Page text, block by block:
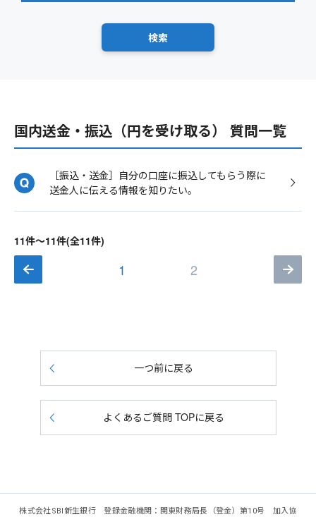
国内送金・振込（円を受け取る） 質問一覧
［振込・送金］自分の口座に振込してもらう際に
送金人に伝える情報を知りたい。
11件～11件(全11件)
1 2
一つ前に戻る
よくあるご質問 TOPに戻る
株式会社SBI新生銀行 登録金融機関：関東財務局長（登金）第10号 加入協